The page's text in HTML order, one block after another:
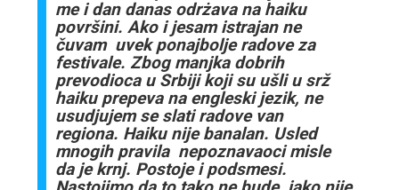
me i dan danas odrżava na haiku
površini. Ako i jesam istrajan ne
čuvam uvek ponajbolje radove za
festivale. Zbog manjka dobrih
prevodioca u Srbiji koji su ušli u srž
haiku prepeva na engleski jezik, ne
usudjujem se slati radove van
regiona. Haiku nije banalan. Usled
mnogih pravila nepoznavaoci misle
da je krnj. Postoje i podsmesi.